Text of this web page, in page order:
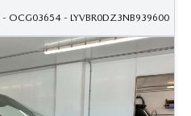
- OCG03654 - LYVBR0DZ3NB939600